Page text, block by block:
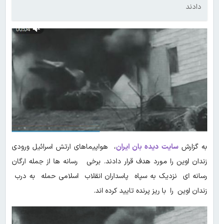
دادند
به گزارش سایت دیده بان ایران، هواپیماهای ارتش اسرائیل ورودی
زندان اوین را مورد هدف قرار دادند. برخی رسانه ها از جمله ارگان
رسانه ای نزدیک به سپاه پاسداران انقلاب اسلامی حمله به درب
زندان اوین را با ریز پرنده تایید کرده اند.